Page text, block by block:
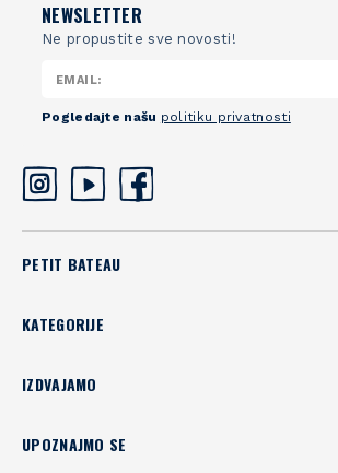
NEWSLETTER
Ne propustite sve novosti!
Pogledajte našu politiku privatnosti
PETIT BATEAU
KATEGORIJE
IZDVAJAMO
UPOZNAJMO SE